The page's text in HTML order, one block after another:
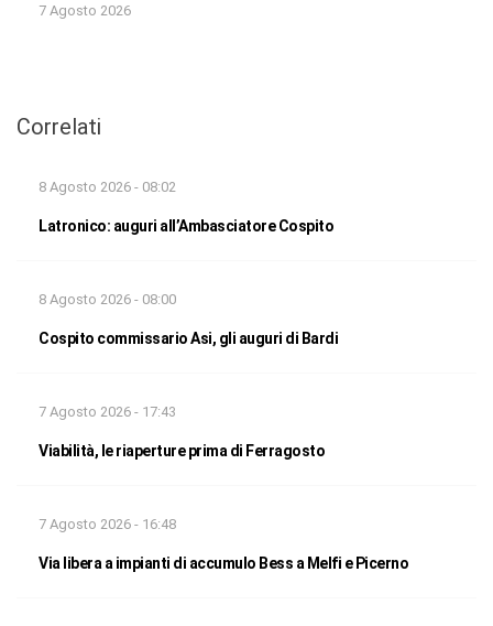
7 Agosto 2026
Correlati
8 Agosto 2026 - 08:02
Latronico: auguri all’Ambasciatore Cospito
8 Agosto 2026 - 08:00
Cospito commissario Asi, gli auguri di Bardi
7 Agosto 2026 - 17:43
Viabilità, le riaperture prima di Ferragosto
7 Agosto 2026 - 16:48
Via libera a impianti di accumulo Bess a Melfi e Picerno